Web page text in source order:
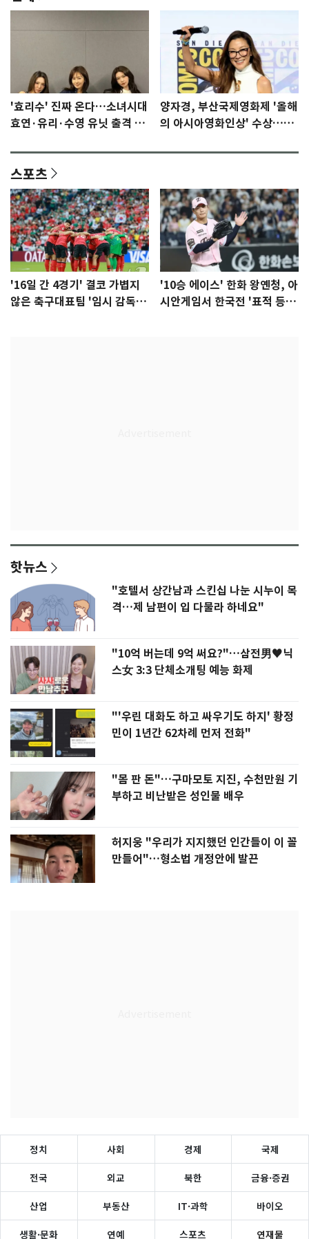
'효리수' 진짜 온다…소녀시대
효연·유리·수영 유닛 출격 [N
양자경, 부산국제영화제 '올해
의 아시아영화인상' 수상…15
스포츠
'16일 간 4경기' 결코 가볍지
않은 축구대표팀 '임시 감독'
'10승 에이스' 한화 왕옌청, 아
시안게임서 한국전 '표적 등
핫뉴스
"호텔서 상간남과 스킨십 나눈 시누이 목
격…제 남편이 입 다물라 하네요"
"10억 버는데 9억 써요?"…삼전男♥닉
스女 3:3 단체소개팅 예능 화제
"'우린 대화도 하고 싸우기도 하지' 황정
민이 1년간 62차례 먼저 전화"
"몸 판 돈"…구마모토 지진, 수천만원 기
부하고 비난받은 성인물 배우
허지웅 "우리가 지지했던 인간들이 이 꼴
만들어"…형소법 개정안에 발끈
정치 사회 경제 국제
전국 외교 북한 금융·증권
산업 부동산 IT·과학 바이오
생활·문화 연예 스포츠 연재물